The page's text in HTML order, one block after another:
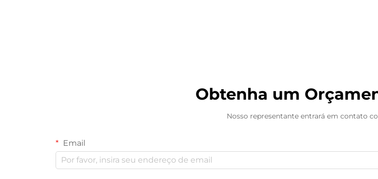
Obtenha um
Nosso representante entrará em contato
Email